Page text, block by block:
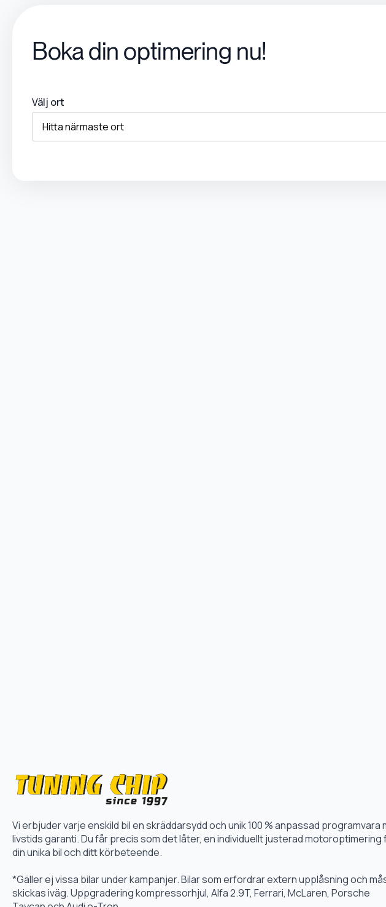
Boka din optimering nu!
Välj ort
Vi erbjuder varje enskild bil en skräddarsydd och unik 100 % anpassad programvara
livstids garanti. Du får precis som det låter, en individuellt justerad motoroptimering
din unika bil och ditt körbeteende.
*Gäller ej vissa bilar under kampanjer. Bilar som erfordrar extern upplåsning och
skickas iväg. Uppgradering kompressorhjul, Alfa 2.9T, Ferrari, McLaren, Porsche